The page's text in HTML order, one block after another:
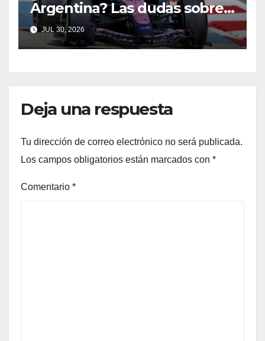
Argentina? Las dudas sobre
Qatar y Abu Dabi reavivan la
ilusión
JUL 30, 2026
Deja una respuesta
Tu dirección de correo electrónico no será publicada.
Los campos obligatorios están marcados con *
Comentario *